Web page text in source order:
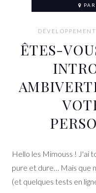
ÊTES-
Hello les Mimouss ! J'ai
pure et dure… Mais que
(et quelques tests en